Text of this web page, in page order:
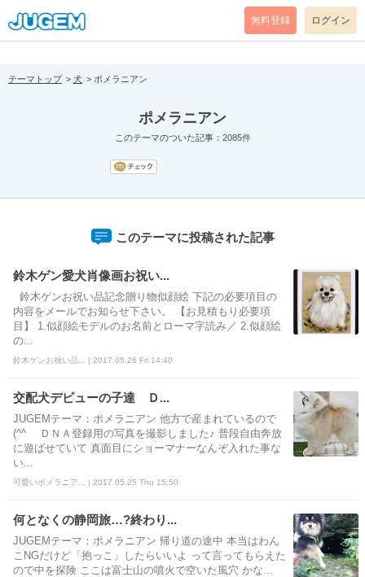
[pear_error: message="Success" code=0 mode=return level=notice
prefix="" info=""]
無料登録 ログイン
テーマトップ 犬 ポメラニアン
ポメラニアン
このテーマのついた記事：2085件
このテーマに投稿された記事
鈴木ゲン愛犬肖像画お祝い...
鈴木ゲンお祝い品記念贈り物似顔絵 下記の必要項目の
内容をメールでお知らせ下さい。 【お見積もり必要項
目】 1.似顔絵モデルのお名前とローマ字読み／ 2.似顔絵
の...
鈴木ゲンお祝い品... | 2017.05.26 Fri 14:40
交配犬デビューの子達 Ｄ...
JUGEMテーマ：ポメラニアン 他方で産まれているので
(^^ゞ ＤＮＡ登録用の写真を撮影しました♪ 普段自由奔放
に遊ばせていて 真面目にショーマナーなんぞ入れた事な
い...
可愛いポメラニア... | 2017.05.25 Thu 15:50
何となくの静岡旅…?終わり...
JUGEMテーマ：ポメラニアン 帰り道の途中 本当はわん
こNGだけど「抱っこ」したらいいよ って言ってもらえた
ので中を探険 ここは富士山の噴火で空いた風穴 かな...